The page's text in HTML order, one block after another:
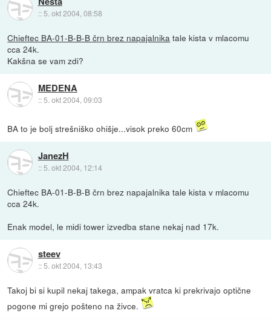
:: 5. okt 2004, 08:58
Chieftec BA-01-B-B-B črn brez napajalnika tale kista v mlacomu
cca 24k.
Kakšna se vam zdi?
MEDENA
::5. okt 2004, 09:03
BA to je bolj strešniško ohišje...visok preko 60cm
JanezH
:: 5. okt 2004, 12:14
Chieftec BA-01-B-B-B črn brez napajalnika tale kista v mlacomu
cca 24k.
Enak model, le midi tower izvedba stane nekaj nad 17k.
steev
::5. okt 2004, 13:43
Takoj bi si kupil nekaj takega, ampak vratca ki prekrivajo optične
pogone mi grejo pošteno na živce.